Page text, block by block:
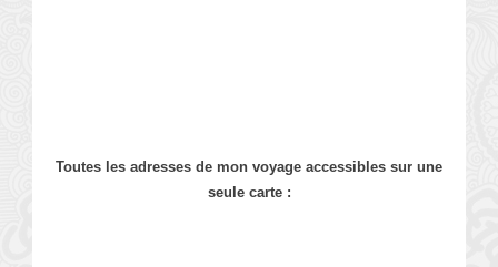
Toutes les adresses de mon voyage accessibles sur une
seule carte :